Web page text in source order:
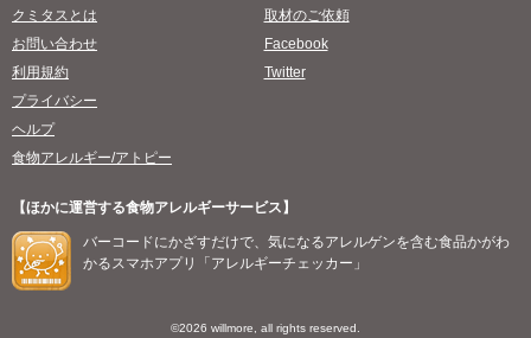
©2026 willmore, all rights reserved.
クミタスとは
お問い合わせ
利用規約
プライバシー
ヘルプ
食物アレルギー/アトピー
取材のご依頼
Facebook
Twitter
【ほかに運営する食物アレルギーサービス】
バーコードにかざすだけで、気になるアレルゲンを含む食品かがわ
かるスマホアプリ「アレルギーチェッカー」